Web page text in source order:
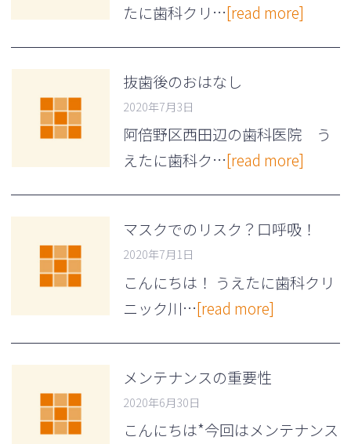
たに歯科クリ…[read more]
抜歯後のおはなし
2020年7月3日
阿倍野区西田辺の歯科医院 う
えたに歯科ク…[read more]
マスクでのリスク？口呼吸！
2020年7月1日
こんにちは！ うえたに歯科クリ
ニック川…[read more]
メンテナンスの重要性
2020年6月30日
こんにちは*今回はメンテナンス